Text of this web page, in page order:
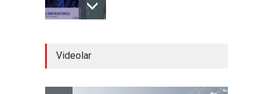
YAZARLAR
Videolar